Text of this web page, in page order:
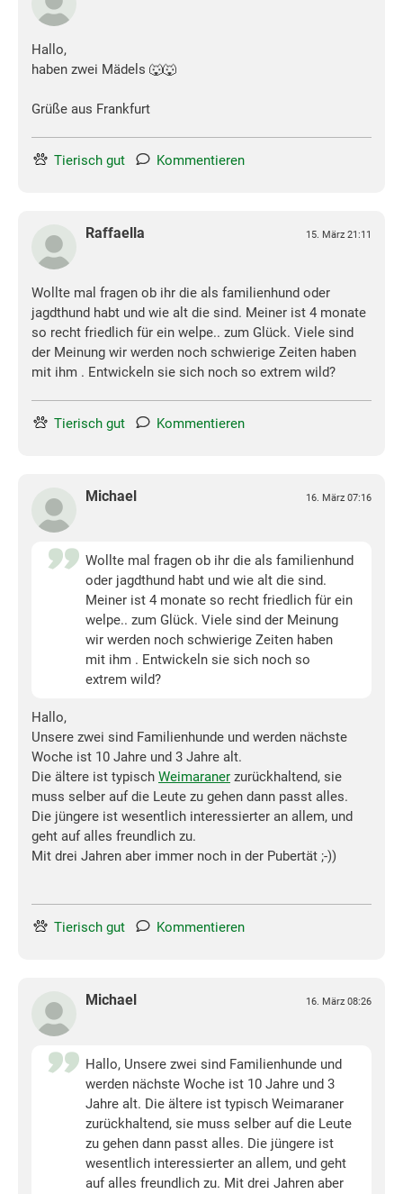
Hallo,
haben zwei Mädels 🐺🐺
Grüße aus Frankfurt
Tierisch gut Kommentieren
Raffaella 15. März 21:11
Wollte mal fragen ob ihr die als familienhund oder
jagdthund habt und wie alt die sind. Meiner ist 4 monate
so recht friedlich für ein welpe.. zum Glück. Viele sind
der Meinung wir werden noch schwierige Zeiten haben
mit ihm . Entwickeln sie sich noch so extrem wild?
Tierisch gut Kommentieren
Michael 16. März 07:16
Wollte mal fragen ob ihr die als familienhund
oder jagdthund habt und wie alt die sind.
Meiner ist 4 monate so recht friedlich für ein
welpe.. zum Glück. Viele sind der Meinung
wir werden noch schwierige Zeiten haben
mit ihm . Entwickeln sie sich noch so
extrem wild?
Hallo,
Unsere zwei sind Familienhunde und werden nächste
Woche ist 10 Jahre und 3 Jahre alt.
Die ältere ist typisch Weimaraner zurückhaltend, sie
muss selber auf die Leute zu gehen dann passt alles.
Die jüngere ist wesentlich interessierter an allem, und
geht auf alles freundlich zu.
Mit drei Jahren aber immer noch in der Pubertät ;-))
Tierisch gut Kommentieren
Michael 16. März 08:26
Hallo, Unsere zwei sind Familienhunde und
werden nächste Woche ist 10 Jahre und 3
Jahre alt. Die ältere ist typisch Weimaraner
zurückhaltend, sie muss selber auf die Leute
zu gehen dann passt alles. Die jüngere ist
wesentlich interessierter an allem, und geht
auf alles freundlich zu. Mit drei Jahren aber